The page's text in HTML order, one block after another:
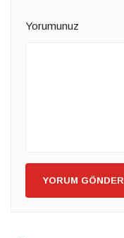
Yorumunuz
YORUM GÖNDER